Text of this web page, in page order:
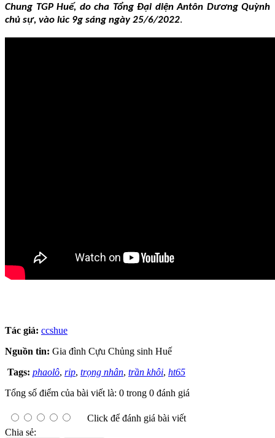
Chung TGP Huế, do cha Tổng Đại diện Antôn Dương Quỳnh
chủ sự, vào lúc 9g sáng ngày 25/6/2022.
Tác giả: ccshue
Nguồn tin: Gia đình Cựu Chủng sinh Huế
Tags: phaolô, rip, trọng nhân, trần khôi, ht65
Tổng số điểm của bài viết là: 0 trong 0 đánh giá
Click để đánh giá bài viết
Chia sẻ: